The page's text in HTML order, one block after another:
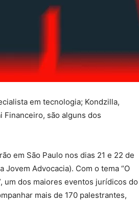
em tecnologia; Kondzilla,
Financeiro, são alguns dos
em São Paulo nos dias 21 e 22 de
Jovem Advocacia). Com o tema “O
um dos maiores eventos jurídicos do
mais de 170 palestrantes,